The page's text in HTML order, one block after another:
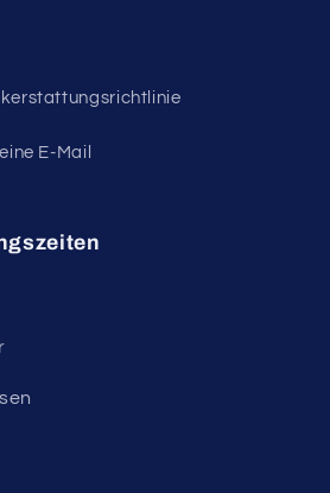
E-Mail